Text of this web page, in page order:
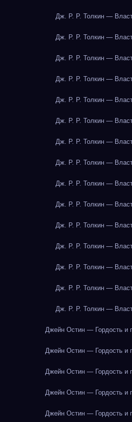
Дж. Р. Р. Толкин —
Дж. Р. Р. Толкин —
Дж. Р. Р. Толкин —
Дж. Р. Р. Толкин —
Дж. Р. Р. Толкин —
Дж. Р. Р. Толкин —
Дж. Р. Р. Толкин —
Дж. Р. Р. Толкин —
Дж. Р. Р. Толкин —
Дж. Р. Р. Толкин —
Дж. Р. Р. Толкин —
Дж. Р. Р. Толкин —
Дж. Р. Р. Толкин —
Дж. Р. Р. Толкин —
Дж. Р. Р. Толкин —
Джейн Остин — Гордость и
Джейн Остин — Гордость и
Джейн Остин — Гордость и
Джейн Остин — Гордость и
Джейн Остин — Гордость и